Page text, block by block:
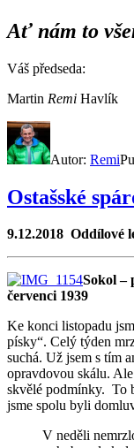
Ať nám to
Váš předseda:
Martin Remi Havlík
Autor: Remi
Ostašské
9.12.2018 Oddílové
Sokol –
červenci 1939
Ke konci listopadu
písky“. Celý týden
suchá. Už jsem s tím
opravdovou skálu.
skvělé podmínky. To
jsme spolu byli
V neděli